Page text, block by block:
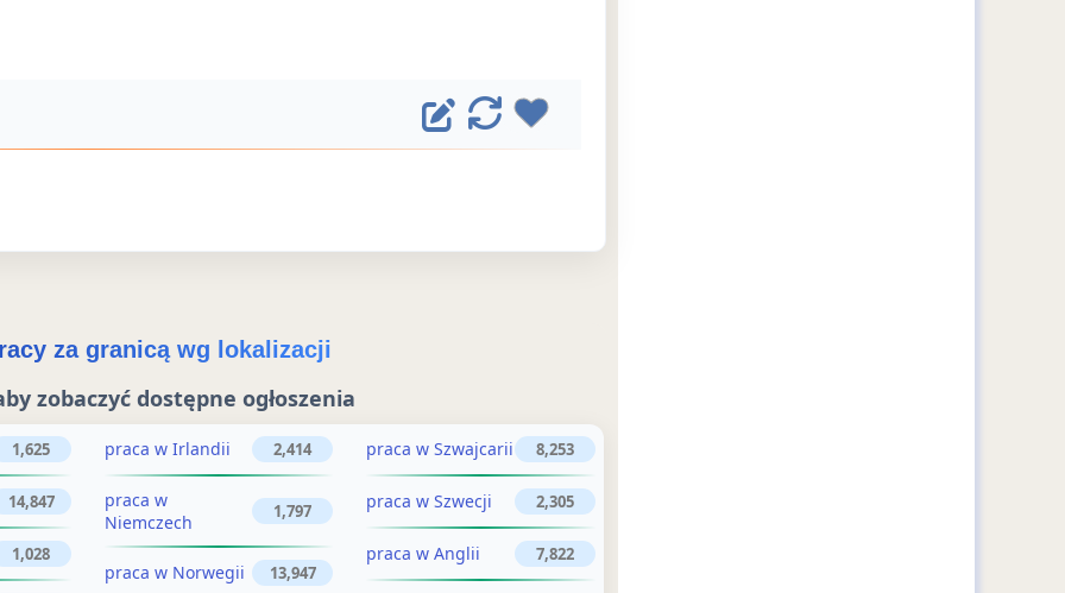
E
d
t
g
ł
o
s
O
d
i
g
ł
o
s
z
za granicą wg lokalizacji
zobaczyć dostępne ogłoszenia
1,625
14,847
1,028
praca w Irlandii 2,414
praca w
Niemczech
1,797
praca w Norwegii 13,947
praca w Szwajcarii 8,253
praca w Szwecji 2,305
praca w Anglii 7,822